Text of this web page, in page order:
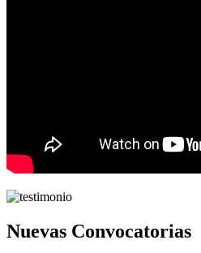
Nuevas Convocatorias